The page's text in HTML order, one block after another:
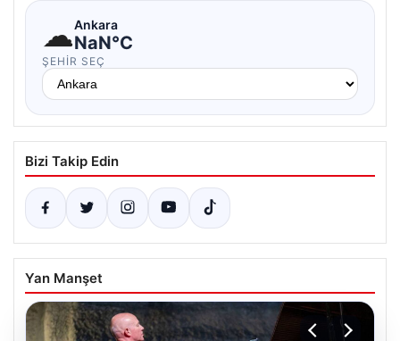
☁Ankara
NaN°C
ŞEHIR SEÇ
Bizi Takip Edin
Yan Manşet